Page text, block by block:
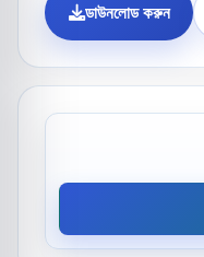
ডাউনলোড করুন